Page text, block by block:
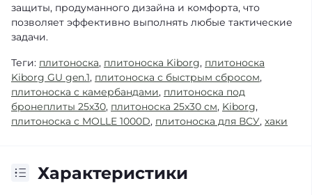
защиты, продуманного дизайна и комфорта, что
позволяет эффективно выполнять любые тактические
задачи.
Теги: плитоноска, плитоноска Kiborg, плитоноска
Kiborg GU gen.1, плитоноска с быстрым сбросом,
плитоноска с камербандами, плитоноска под
бронеплиты 25х30, плитоноска 25x30 см, Kiborg,
плитоноска с MOLLE 1000D, плитоноска для ВСУ, хаки
Характеристики